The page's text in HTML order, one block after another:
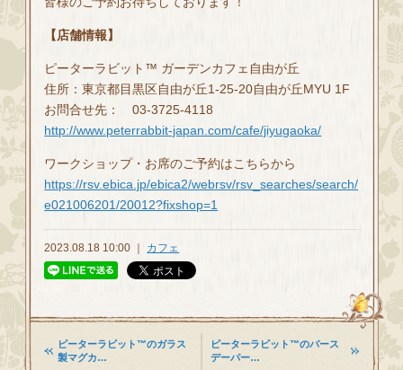
【店舗情報】
ピーターラビット™ ガーデンカフェ自由が丘
住所：東京都目黒区自由が丘1-25-20自由が丘MYU 1F
お問合せ先： 03-3725-4118
http://www.peterrabbit-japan.com/cafe/jiyugaoka/
ワークショップ・お席のご予約はこちらから
https://rsv.ebica.jp/ebica2/webrsv/rsv_searches/search/
e021006201/20012?fixshop=1
2023.08.18 10:00 ｜ カフェ
ピーターラビット™のガラス
製マグカ…
ピーターラビット™のバース
デーパー…